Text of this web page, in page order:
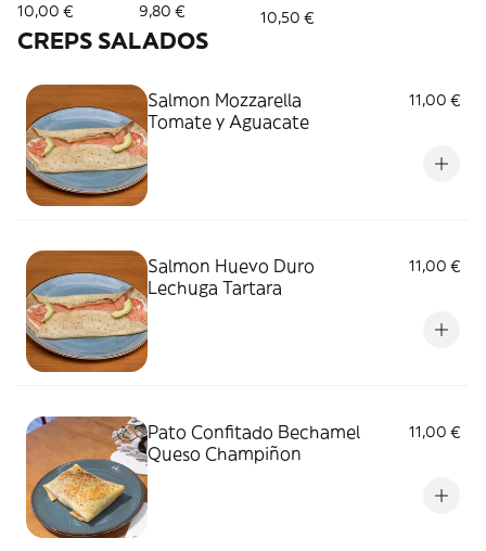
10,00 € 9,80 €
10,50 €
CREPS SALADOS
Salmon Mozzarella
Tomate y Aguacate
11,00 €
Salmon Huevo Duro
Lechuga Tartara
11,00 €
Pato Confitado Bechamel
Queso Champiñon
11,00 €